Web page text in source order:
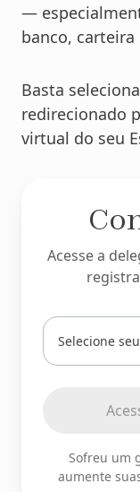
—
banco,
Basta
redirecionado
virtual do seu
Acesse a
Digite
ou
selecione
Sofreu um
aumente